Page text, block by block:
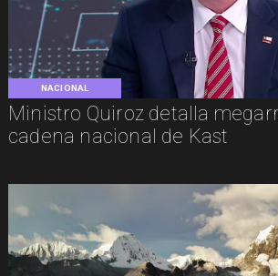
NACIONAL
Ministro Quiroz detalla
cadena nacional de Kast